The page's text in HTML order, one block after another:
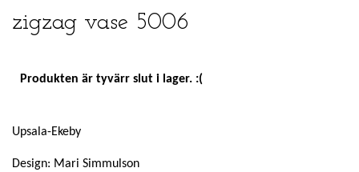
zigzag vase 5006
Produkten är tyvärr slut i lager. :(
Upsala-Ekeby
Design: Mari Simmulson